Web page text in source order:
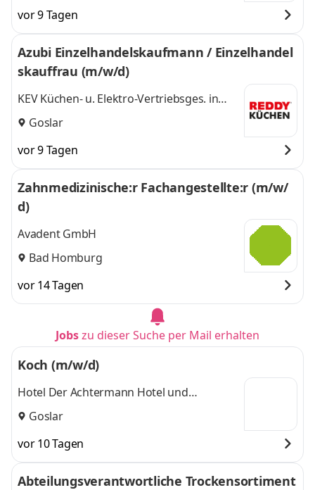
vor 9 Tagen
Azubi Einzelhandelskaufmann / Einzelhandel
skauffrau (m/w/d)
KEV Küchen- u. Elektro-Vertriebsges. in
Sachsen-Anhalt mbH
Goslar
vor 9 Tagen
Zahnmedizinische:r Fachangestellte:r (m/w/
d)
Avadent GmbH
Bad Homburg
vor 14 Tagen
Jobszu dieser Suche per Mail erhalten
Koch (m/w/d)
Hotel Der Achtermann Hotel und
Tagungszentrum Goslar
Goslar
vor 10 Tagen
Abteilungsverantwortliche Trockensortiment